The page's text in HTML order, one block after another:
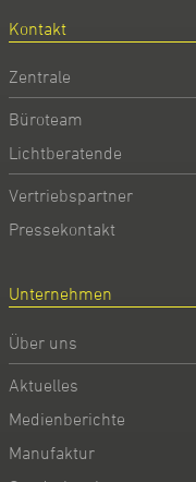
Kontakt
Zentrale
Büroteam
Lichtberatende
Vertriebspartner
Pressekontakt
Unternehmen
Über uns
Aktuelles
Medienberichte
Manufaktur